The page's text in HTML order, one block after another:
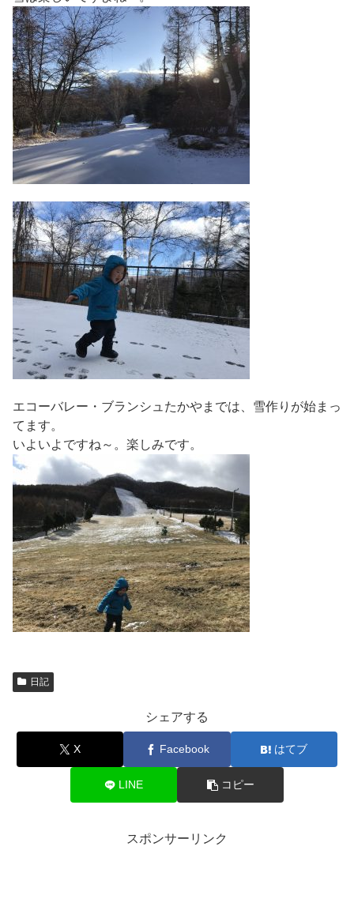
エコーバレー・ブランシュたかやまでは、雪作りが始まっ
てます。
いよいよですね～。楽しみです。
日記
シェアする
X Facebook はてブ
LINE コピー
スポンサーリンク